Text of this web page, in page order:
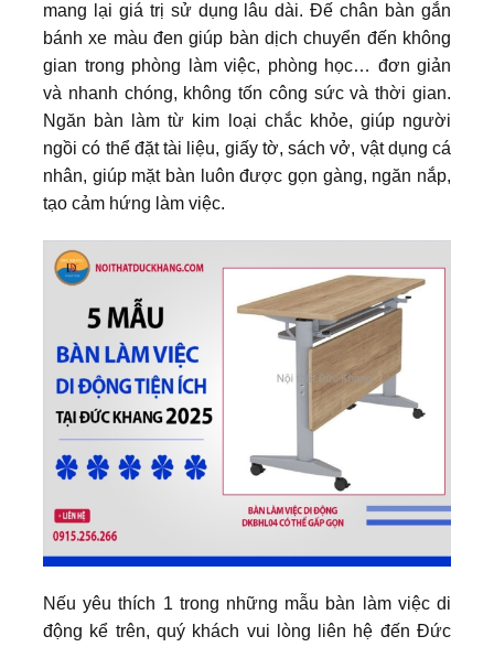
mang lại giá trị sử dụng lâu dài. Đế chân bàn gắn
bánh xe màu đen giúp bàn dịch chuyển đến không
gian trong phòng làm việc, phòng học… đơn giản
và nhanh chóng, không tốn công sức và thời gian.
Ngăn bàn làm từ kim loại chắc khỏe, giúp người
ngồi có thể đặt tài liệu, giấy tờ, sách vở, vật dụng cá
nhân, giúp mặt bàn luôn được gọn gàng, ngăn nắp,
tạo cảm hứng làm việc.
Nếu yêu thích 1 trong những mẫu bàn làm việc di
động kể trên, quý khách vui lòng liên hệ đến Đức